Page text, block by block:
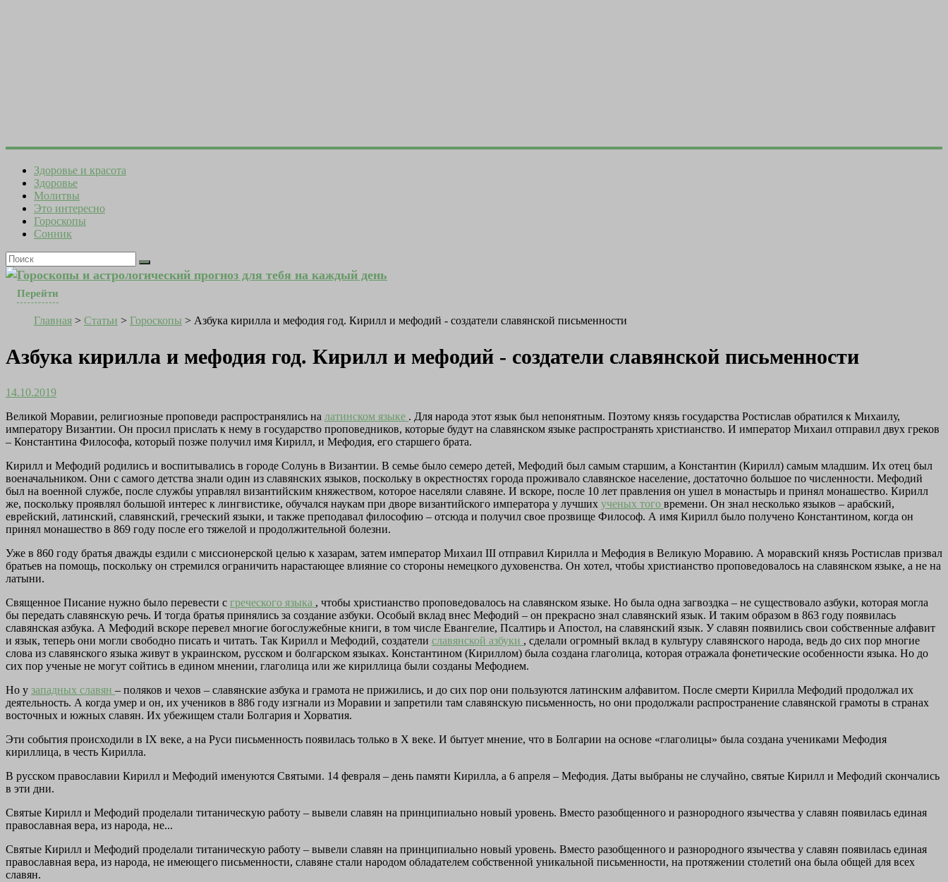
Здоровье и красота
Здоровье
Молитвы
Это интересно
Гороскопы
Сонник
Гороскопы и астрологический прогноз для тебя на каждый день
Перейти
Главная > Статьи > Гороскопы > Азбука кирилла и мефодия год. Кирилл и мефодий - создатели славянской письменности
Азбука кирилла и мефодия год. Кирилл и мефодий - создатели славянской письменности
14.10.2019
Великой Моравии, религиозные проповеди распространялись на латинском языке . Для народа этот язык был непонятным. Поэтому князь государства Ростислав обратился к Михаилу,
императору Византии. Он просил прислать к нему в государство проповедников, которые будут на славянском языке распространять христианство. И император Михаил отправил двух греков
– Константина Философа, который позже получил имя Кирилл, и Мефодия, его старшего брата.
Кирилл и Мефодий родились и воспитывались в городе Солунь в Византии. В семье было семеро детей, Мефодий был самым старшим, а Константин (Кирилл) самым младшим. Их отец был
военачальником. Они с самого детства знали один из славянских языков, поскольку в окрестностях города проживало славянское население, достаточно большое по численности. Мефодий
был на военной службе, после службы управлял византийским княжеством, которое населяли славяне. И вскоре, после 10 лет правления он ушел в монастырь и принял монашество. Кирилл
же, поскольку проявлял большой интерес к лингвистике, обучался наукам при дворе византийского императора у лучших ученых того времени. Он знал несколько языков – арабский,
еврейский, латинский, славянский, греческий языки, и также преподавал философию – отсюда и получил свое прозвище Философ. А имя Кирилл было получено Константином, когда он
принял монашество в 869 году после его тяжелой и продолжительной болезни.
Уже в 860 году братья дважды ездили с миссионерской целью к хазарам, затем император Михаил III отправил Кирилла и Мефодия в Великую Моравию. А моравский князь Ростислав призвал
братьев на помощь, поскольку он стремился ограничить нарастающее влияние со стороны немецкого духовенства. Он хотел, чтобы христианство проповедовалось на славянском языке, а не на
латыни.
Священное Писание нужно было перевести с греческого языка , чтобы христианство проповедовалось на славянском языке. Но была одна загвоздка – не существовало азбуки, которая могла
бы передать славянскую речь. И тогда братья принялись за создание азбуки. Особый вклад внес Мефодий – он прекрасно знал славянский язык. И таким образом в 863 году появилась
славянская азбука. А Мефодий вскоре перевел многие богослужебные книги, в том числе Евангелие, Псалтирь и Апостол, на славянский язык. У славян появились свои собственные алфавит
и язык, теперь они могли свободно писать и читать. Так Кирилл и Мефодий, создатели славянской азбуки , сделали огромный вклад в культуру славянского народа, ведь до сих пор многие
слова из славянского языка живут в украинском, русском и болгарском языках. Константином (Кириллом) была создана глаголица, которая отражала фонетические особенности языка. Но до
сих пор ученые не могут сойтись в едином мнении, глаголица или же кириллица были созданы Мефодием.
Но у западных славян – поляков и чехов – славянские азбука и грамота не прижились, и до сих пор они пользуются латинским алфавитом. После смерти Кирилла Мефодий продолжал их
деятельность. А когда умер и он, их учеников в 886 году изгнали из Моравии и запретили там славянскую письменность, но они продолжали распространение славянской грамоты в странах
восточных и южных славян. Их убежищем стали Болгария и Хорватия.
Эти события происходили в IX веке, а на Руси письменность появилась только в X веке. И бытует мнение, что в Болгарии на основе «глаголицы» была создана учениками Мефодия
кириллица, в честь Кирилла.
В русском православии Кирилл и Мефодий именуются Святыми. 14 февраля – день памяти Кирилла, а 6 апреля – Мефодия. Даты выбраны не случайно, святые Кирилл и Мефодий скончались
в эти дни.
Святые Кирилл и Мефодий проделали титаническую работу – вывели славян на принципиально новый уровень. Вместо разобщенного и разнородного язычества у славян появилась единая
православная вера, из народа, не...
Святые Кирилл и Мефодий проделали титаническую работу – вывели славян на принципиально новый уровень. Вместо разобщенного и разнородного язычества у славян появилась единая
православная вера, из народа, не имеющего письменности, славяне стали народом обладателем собственной уникальной письменности, на протяжении столетий она была общей для всех
славян.